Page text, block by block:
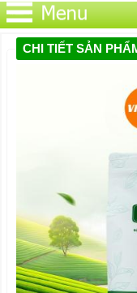
CHI TIẾT SẢN